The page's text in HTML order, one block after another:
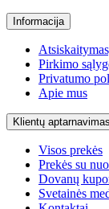
Informacija
Pirkimo
Privatumo
Apie mus
Klientų aptarnavimas
Visos prekės
Prekės su
Dovanų
Svetainės